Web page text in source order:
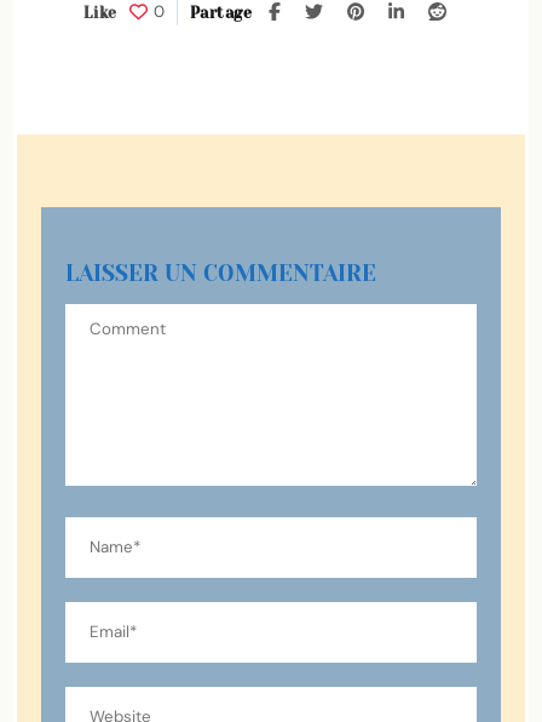
0
Like Partage
LAISSER UN COMMENTAIRE